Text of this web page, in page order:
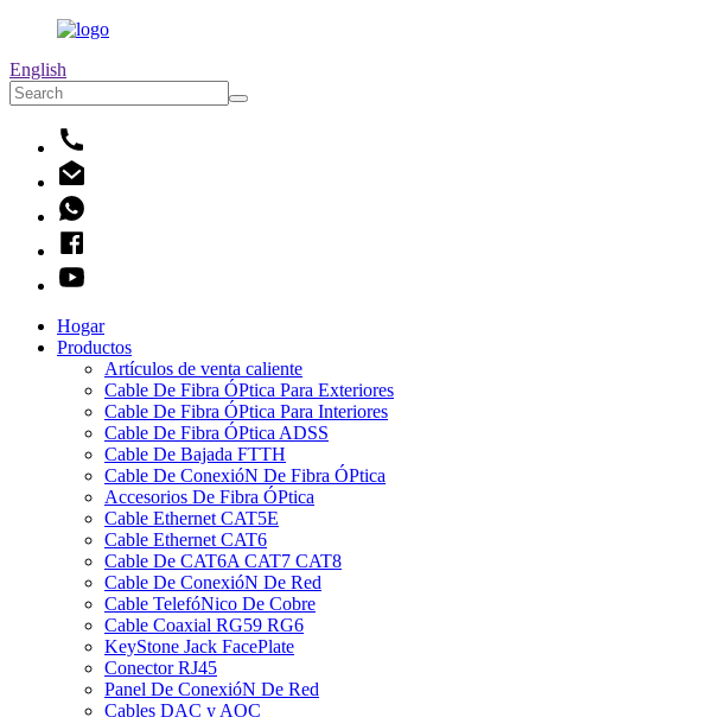
English
Hogar
Productos
Artículos de venta caliente
Cable De Fibra ÓPtica Para Exteriores
Cable De Fibra ÓPtica Para Interiores
Cable De Fibra ÓPtica ADSS
Cable De Bajada FTTH
Cable De ConexióN De Fibra ÓPtica
Accesorios De Fibra ÓPtica
Cable Ethernet CAT5E
Cable Ethernet CAT6
Cable De CAT6A CAT7 CAT8
Cable De ConexióN De Red
Cable TelefóNico De Cobre
Cable Coaxial RG59 RG6
KeyStone Jack FacePlate
Conector RJ45
Panel De ConexióN De Red
Cables DAC y AOC